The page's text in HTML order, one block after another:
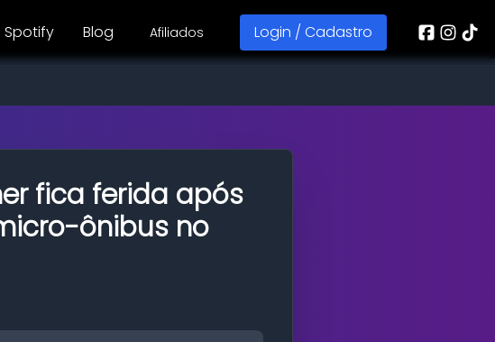
Spotify Blog Afiliados Login / Cadastro
fica ferida após
ônibus no